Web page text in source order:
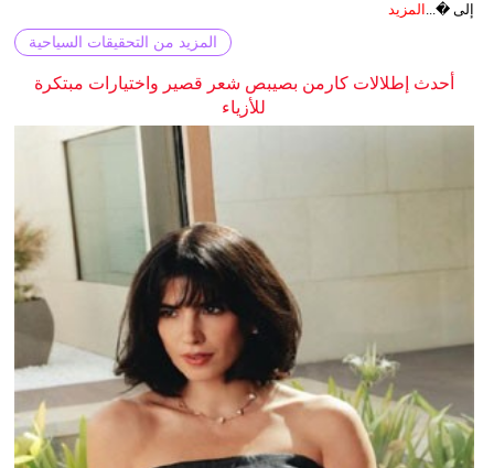
إلى �... المزيد
المزيد من التحقيقات السياحية
أحدث إطلالات كارمن بصيبص شعر قصير واختيارات مبتكرة
للأزياء